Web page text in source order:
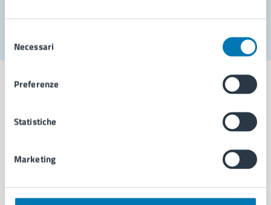
delNecessari
Preferenze
Statistiche
Marketing
Comune di Napoli
AMMINISTRAZIONE
Organi di governo